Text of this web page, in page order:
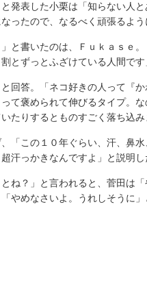
発表した小栗は「知らない人
ったので、なるべく頑張るよう
と書いたのは、Ｆｕｋａｓｅ
とずっとふざけている人間です
回答。「ネコ好きの人って『
て褒められて伸びるタイプ。
たりするとものすごく落ち込み
「この１０年ぐらい、汗、鼻
汗っかきなんですよ」と説明し
ね？」と言われると、菅田は
やめなさいよ。うれしそうに」